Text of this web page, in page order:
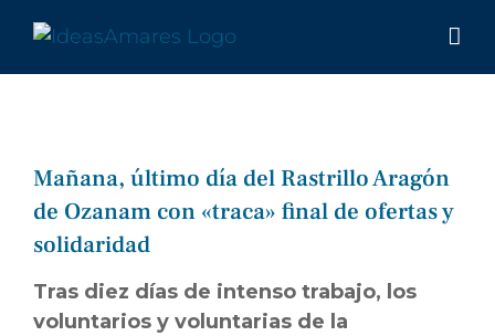
contenido
Mañana, último día del Rastrillo Aragón
de Ozanam con «traca» final de ofertas y
solidaridad
Tras diez días de intenso trabajo, los
voluntarios y voluntarias de la